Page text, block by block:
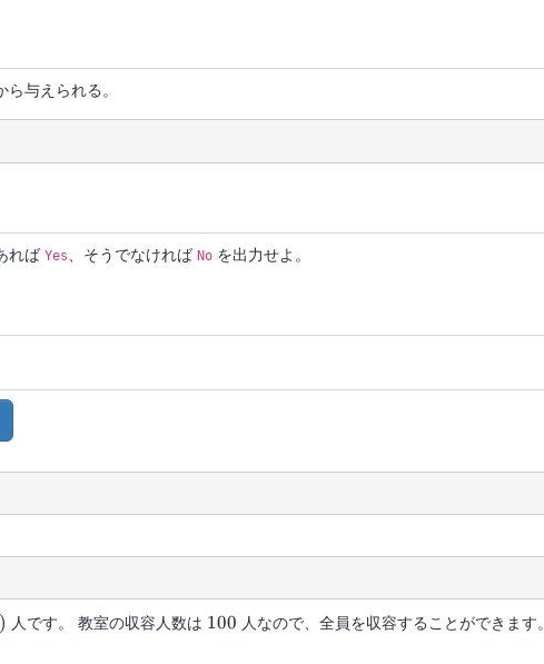
与えられる。
れば Yes、そうでなければ No を出力せよ。
) 人です。 教室の収容人数は 100
100 人なので、全員を収容することができます。